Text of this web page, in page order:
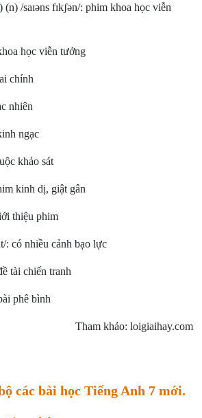
/saɪəns fɪkʃən/: phim khoa học viễn
học viễn tưởng
chính
nhiên
ngạc
khảo sát
kinh dị, giật gân
thiệu phim
: có nhiều cảnh bạo lực
tài chiến tranh
phê bình
Tham khảo: loigiaihay.com
các bài học Tiếng Anh 7 mới.